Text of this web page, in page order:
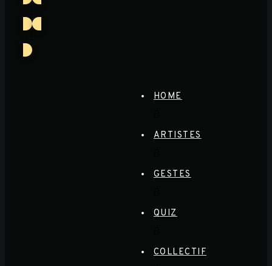
HOME
ARTISTES
GESTES
QUIZ
COLLECTIF